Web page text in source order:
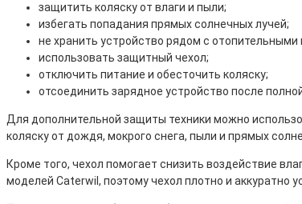
защитить коляску от влаги и пыли;
избегать попадания прямых солнечных лучей;
не хранить устройство рядом с отопительными
использовать защитный чехол;
отключить питание и обесточить коляску;
отсоединить зарядное устройство после
Для дополнительной защиты техники можно
коляску от дождя, мокрого снега, пыли и прямых
Кроме того, чехол помогает снизить воздействие
моделей Caterwil, поэтому чехол плотно и аккуратно